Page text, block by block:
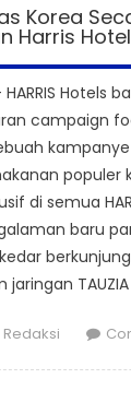
Korea
Harris
HARRIS Hotels
campaign
populer
di semua
baru
jaringan
Author
Redaksi